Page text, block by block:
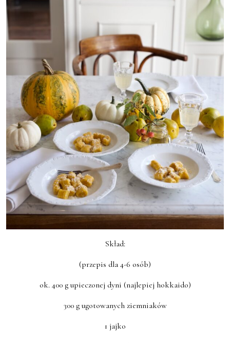
Skład:
(przepis dla 4-6 osób)
ok. 400 g upieczonej dyni (najlepiej hokkaido)
300 g ugotowanych ziemniaków
1 jajko